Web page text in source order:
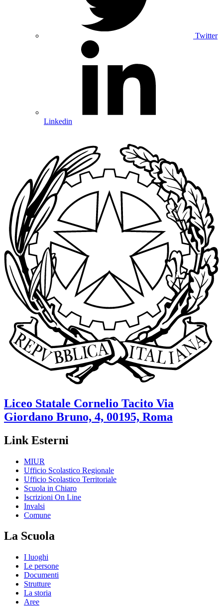
Twitter
Linkedin
Liceo Statale Cornelio Tacito Via
Giordano Bruno, 4, 00195, Roma
Link Esterni
MIUR
Ufficio Scolastico Regionale
Ufficio Scolastico Territoriale
Scuola in Chiaro
Iscrizioni On Line
Invalsi
Comune
La Scuola
I luoghi
Le persone
Documenti
Strutture
La storia
Aree